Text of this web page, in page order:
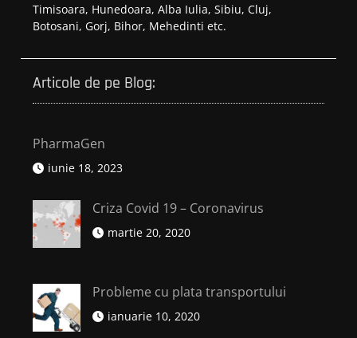
Timisoara, Hunedoara, Alba Iulia, Sibiu, Cluj,
Botosani, Gorj, Bihor, Mehedinti etc.
Articole de pe Blog:
PharmaGen
iunie 18, 2023
Criza Covid 19 – Coronavirus
martie 20, 2020
Probleme cu plata transportului
ianuarie 10, 2020